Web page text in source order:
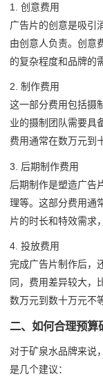
1. 创意费用
广告片的创意是吸引
由创意人负责。创意
的复杂程度和品牌的
2. 制作费用
这一部分费用包括摄
业的摄制团队需要具
费用通常在数万元到
3. 后期制作费用
后期制作是塑造广告
理等。这部分费用通
片的时长和特效需求
4. 投放费用
完成广告片制作后，
同，费用差异较大，
数万元到数十万元不
二、如何合理预算
对于矿泉水品牌来说
是几个建议：